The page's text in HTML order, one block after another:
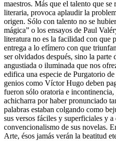
maestros. Más que el talento que se
literaria, provoca aplaudir la
origen. Sólo con talento no se
mágica” o los ensayos de Paul
literatura no es la facilidad con que
entrega a lo efímero con que
ser olvidados después, sino la parte
angustiada o iluminada que nos
edifica una especie de Purgatorio
genios como Víctor Hugo deben
fueron sólo oratoria e
achicharra por haber pronunciado
palabras estaban colgando como
sus versos fáciles y superficiales y
convencionalismo de sus novelas.
Arte, ésos jamás verán la beatitud